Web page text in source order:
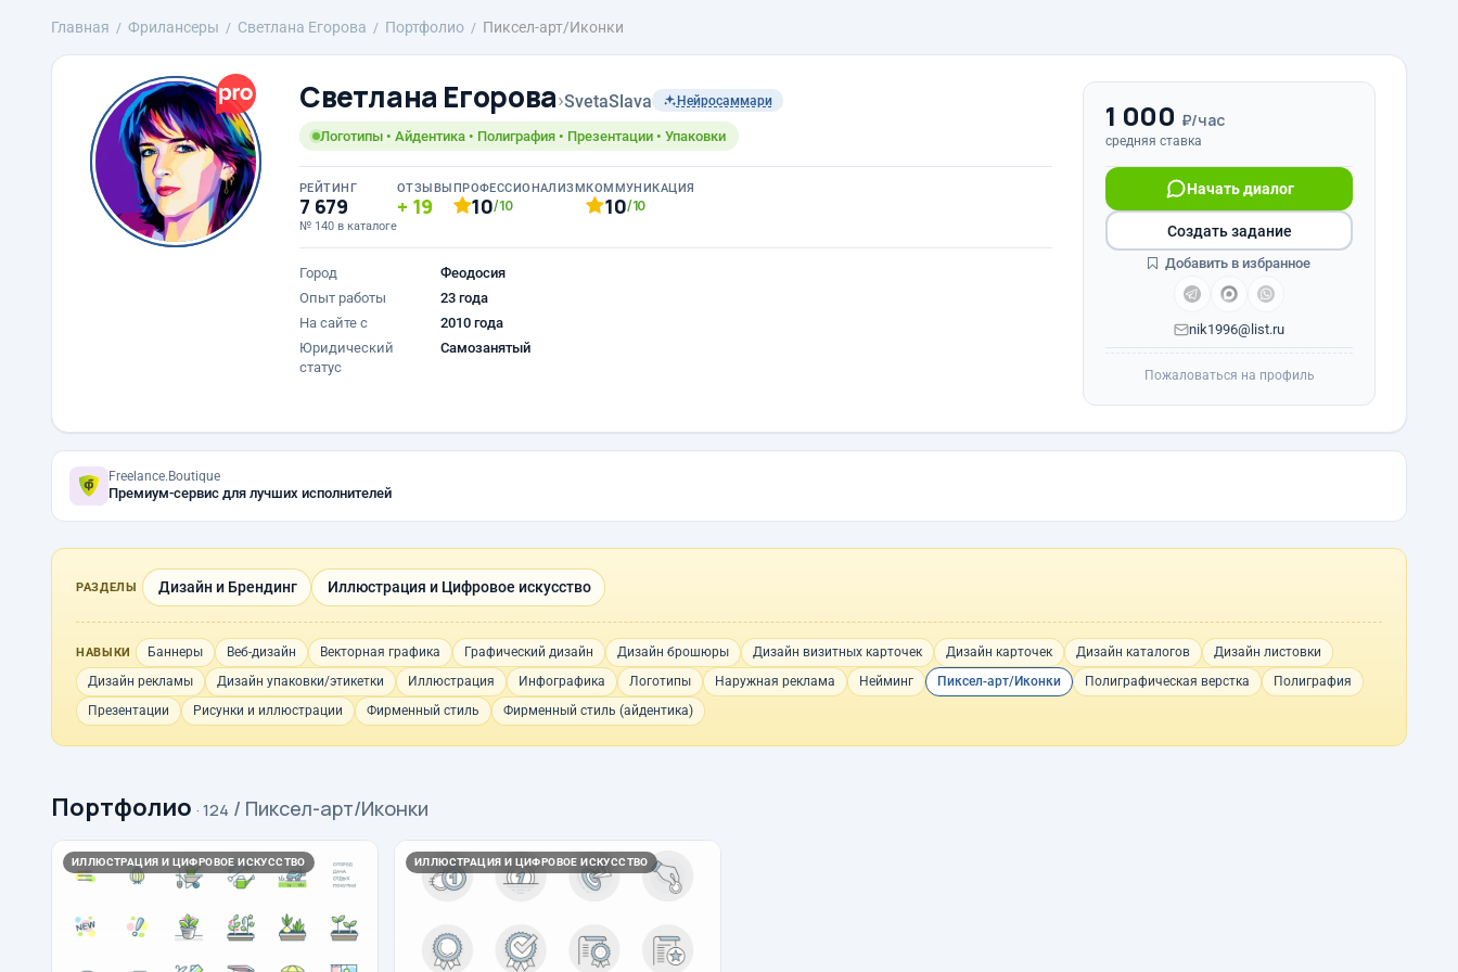
Главная Фрилансеры Светлана Егорова Портфолио Пиксел-арт/Иконки
Светлана Егорова›SvetaSlava Нейросаммари
Логотипы • Айдентика • Полиграфия • Презентации • Упаковки
РЕЙТИНГ
7 679
№ 140 в каталоге
ОТЗЫВЫ
19
ПРОФЕССИОНАЛИЗМ
10/10
КОММУНИКАЦИЯ
10/10
Город
Феодосия
Опыт работы
23 года
На сайте с
2010 года
Юридический
статус
Самозанятый
1 000 ₽/час
средняя ставка
Начать диалог
nik1996@list.ru
Создать задание
Добавить в избранное
Пожаловаться на профиль
Freelance.Boutique
Премиум-сервис для лучших исполнителей
РАЗДЕЛЫ Дизайн и Брендинг Иллюстрация и Цифровое искусство
НАВЫКИ Баннеры Веб-дизайн Векторная графика Графический дизайн Дизайн брошюры Дизайн визитных карточек Дизайн карточек Дизайн каталогов
Дизайн листовки
Дизайн рекламы
Дизайн упаковки/этикетки Иллюстрация Инфографика Логотипы Наружная реклама Нейминг Пиксел-арт/Иконки Полиграфическая верстка
Полиграфия
Презентации
Рисунки и иллюстрации Фирменный стиль Фирменный стиль (айдентика)
Портфолио · 124 / Пиксел-арт/Иконки
ИЛЛЮСТРАЦИЯ И ЦИФРОВОЕ ИСКУССТВО ИЛЛЮСТРАЦИЯ И ЦИФРОВОЕ ИСКУССТВО